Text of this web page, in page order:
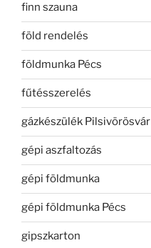
finn szauna
föld rendelés
földmunka Pécs
fűtésszerelés
gázkészülék Pilsivörösvár
gépi aszfaltozás
gépi földmunka
gépi földmunka Pécs
gipszkarton